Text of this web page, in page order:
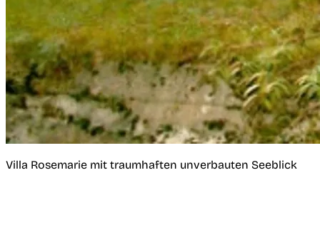
Villa Rosemarie mit traumhaften unverbauten Seeblick